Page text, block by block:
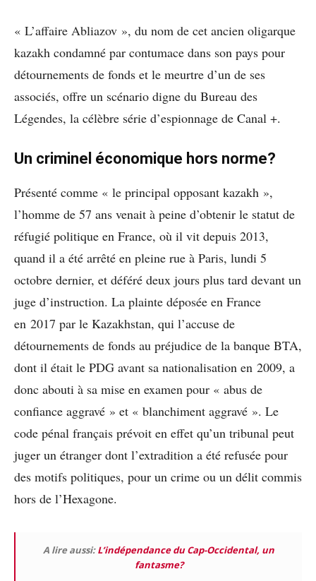
« L’affaire Abliazov », du nom de cet ancien oligarque
kazakh condamné par contumace dans son pays pour
détournements de fonds et le meurtre d’un de ses
associés, offre un scénario digne du Bureau des
Légendes, la célèbre série d’espionnage de Canal +.
Un criminel économique hors norme?
Présenté comme « le principal opposant kazakh »,
l’homme de 57 ans venait à peine d’obtenir le statut de
réfugié politique en France, où il vit depuis 2013,
quand il a été arrêté en pleine rue à Paris, lundi 5
octobre dernier, et déféré deux jours plus tard devant un
juge d’instruction. La plainte déposée en France
en 2017 par le Kazakhstan, qui l’accuse de
détournements de fonds au préjudice de la banque BTA,
dont il était le PDG avant sa nationalisation en 2009, a
donc abouti à sa mise en examen pour « abus de
confiance aggravé » et « blanchiment aggravé ». Le
code pénal français prévoit en effet qu’un tribunal peut
juger un étranger dont l’extradition a été refusée pour
des motifs politiques, pour un crime ou un délit commis
hors de l’Hexagone.
A lire aussi:L’indépendance du Cap-Occidental, un
fantasme?